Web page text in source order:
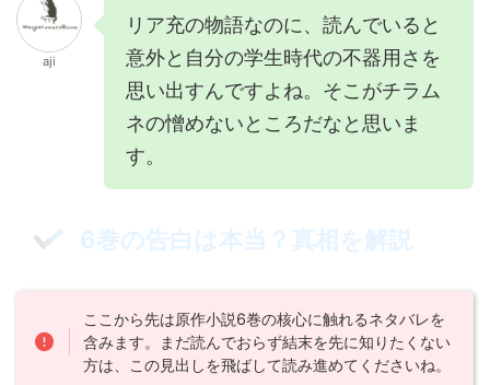
aji
リア充の物語なのに、読んでいると
意外と自分の学生時代の不器用さを
思い出すんですよね。そこがチラム
ネの憎めないところだなと思いま
す。
6巻の告白は本当？真相を解説
ここから先は原作小説6巻の核心に触れるネタバレを
含みます。まだ読んでおらず結末を先に知りたくない
方は、この見出しを飛ばして読み進めてくださいね。